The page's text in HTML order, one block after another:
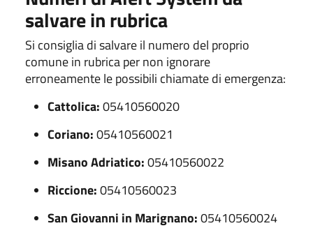
salvare in rubrica
Si consiglia di salvare il numero del proprio
comune in rubrica per non ignorare
erroneamente le possibili chiamate di emergenza:
Cattolica:05410560020
Coriano:05410560021
Misano Adriatico:05410560022
Riccione:05410560023
San Giovanni in Marignano:05410560024